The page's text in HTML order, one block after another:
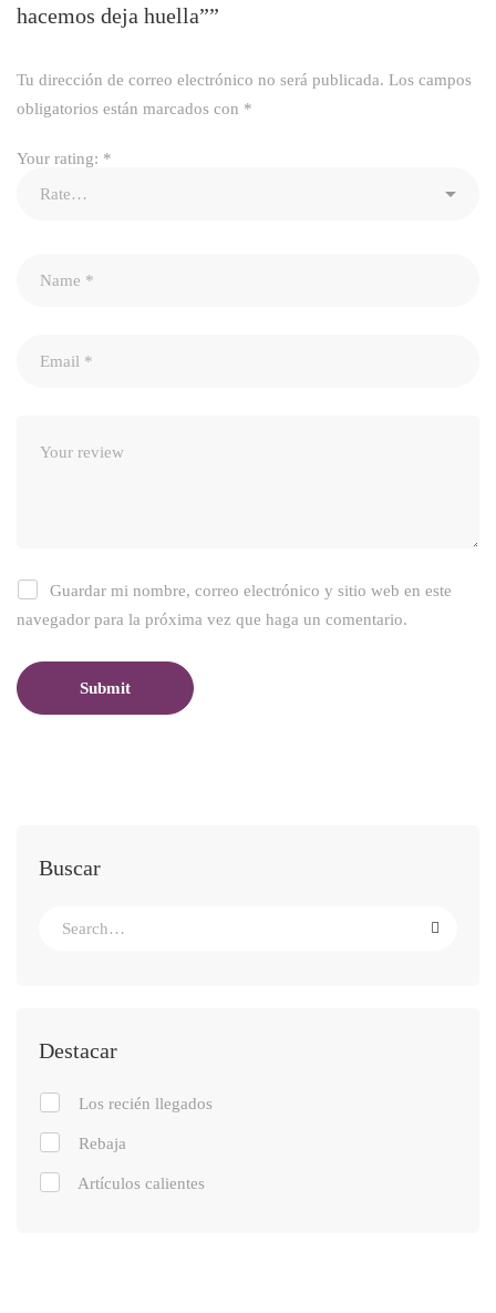
Buscar
Search
Destacar
Los recién llegados
Rebaja
Artículos calientes
hacemos deja huella””
Tu dirección de correo electrónico no será publicada. Los campos
obligatorios están marcados con *
Your rating: *
Guardar mi nombre, correo electrónico y sitio web en este
navegador para la próxima vez que haga un comentario.